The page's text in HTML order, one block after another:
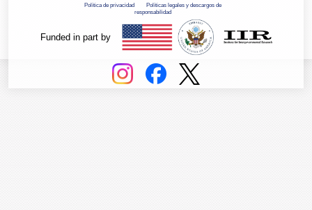
Política de privacidad
Políticas legales y descargos de
responsabilidad
Funded in part by